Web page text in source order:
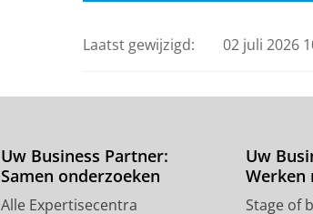
Laatst gewijzigd: 02 juli 2026
Uw Business Partner:
Samen onderzoeken
Alle Expertisecentra
Uw
Werken
Stage of